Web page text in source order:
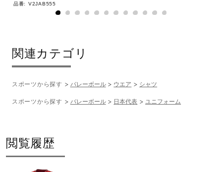
品番: V2JAB555
関連カテゴリ
スポーツから探す バレーボール ウエア シャツ
スポーツから探す バレーボール 日本代表 ユニフォーム
閲覧履歴